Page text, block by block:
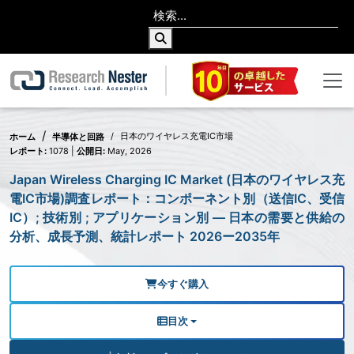
ホーム 半導体と回路
日本のワイヤレス充電IC市場
レポート: 1078 | 公開日: May, 2026
Japan Wireless Charging IC Market (日本のワイヤレス充
電IC市場)調査レポート：コンポーネント別（送信IC、受信
IC）; 技術別 ; アプリケーション別 — 日本の需要と供給の
分析、成長予測、統計レポート 2026ー2035年
今すぐ購入
目次